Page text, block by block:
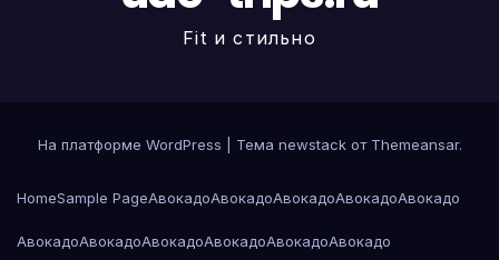
Fit и стильно
На платформе WordPress Тема newstack от Themeansar.
HomeSample PageАвокадоАвокадоАвокадоАвокадоАвокадо
АвокадоАвокадоАвокадоАвокадоАвокадоАвокадо